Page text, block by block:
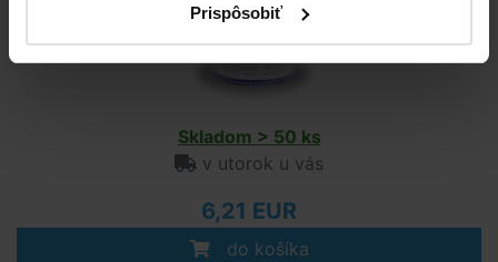
Prispôsobiť
Skladom > 50 ks
v utorok u vás
6,21 EUR
do košíka